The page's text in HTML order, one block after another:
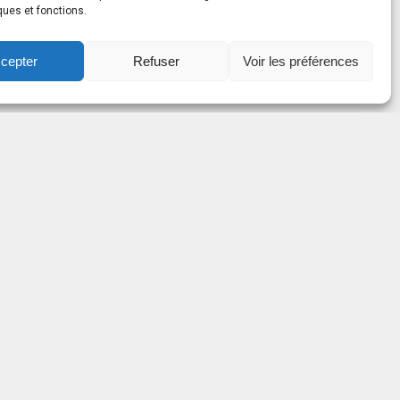
et fonctions.
Refuser Voir les préférences